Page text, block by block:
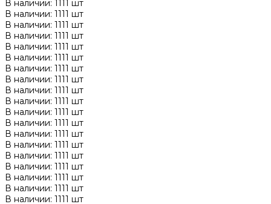
В наличии: 1111 шт
В наличии: 1111 шт
В наличии: 1111 шт
В наличии: 1111 шт
В наличии: 1111 шт
В наличии: 1111 шт
В наличии: 1111 шт
В наличии: 1111 шт
В наличии: 1111 шт
В наличии: 1111 шт
В наличии: 1111 шт
В наличии: 1111 шт
В наличии: 1111 шт
В наличии: 1111 шт
В наличии: 1111 шт
В наличии: 1111 шт
В наличии: 1111 шт
В наличии: 1111 шт
В наличии: 1111 шт